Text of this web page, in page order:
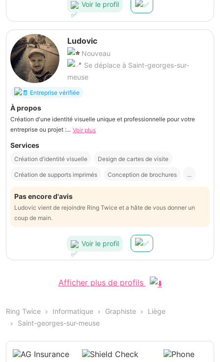
Voir le profil
Ludovic
Nouveau
Se déplace à Saint-georges-sur-
meuse
Entreprise vérifiée
À propos
Création d'une identité visuelle unique et professionnelle pour votre
entreprise ou projet :... Voir plus
Services
Création d'identité visuelle Design de cartes de visite
Création de supports imprimés Conception de brochures ...
Pas encore d'avis
Ludovic vient de rejoindre Ring Twice et a hâte de vous donner un
coup de main.
Voir le profil
Afficher plus de profils
Ring Twice Informatique Graphiste
Liège
Saint-georges-sur-meuse